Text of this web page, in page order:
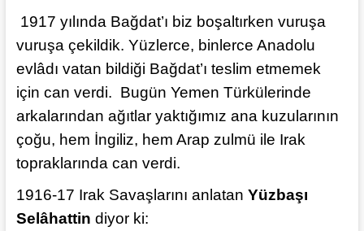
1917 yılında Bağdat’ı biz boşaltırken vuruşa
vuruşa çekildik. Yüzlerce, binlerce Anadolu
evlâdı vatan bildiği Bağdat’ı teslim etmemek
için can verdi. Bugün Yemen Türkülerinde
arkalarından ağıtlar yaktığımız ana kuzularının
çoğu, hem İngiliz, hem Arap zulmü ile Irak
topraklarında can verdi.
1916-17 Irak Savaşlarını anlatan Yüzbaşı
Selâhattin diyor ki: